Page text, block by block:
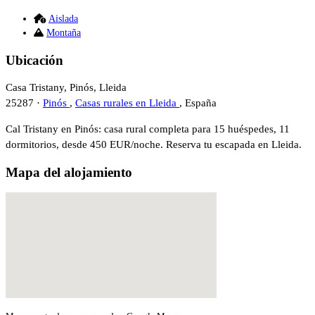
Aislada
Montaña
Ubicación
Casa Tristany, Pinós, Lleida
25287 · Pinós , Casas rurales en Lleida , España
Cal Tristany en Pinós: casa rural completa para 15 huéspedes, 11
dormitorios, desde 450 EUR/noche. Reserva tu escapada en Lleida.
Mapa del alojamiento